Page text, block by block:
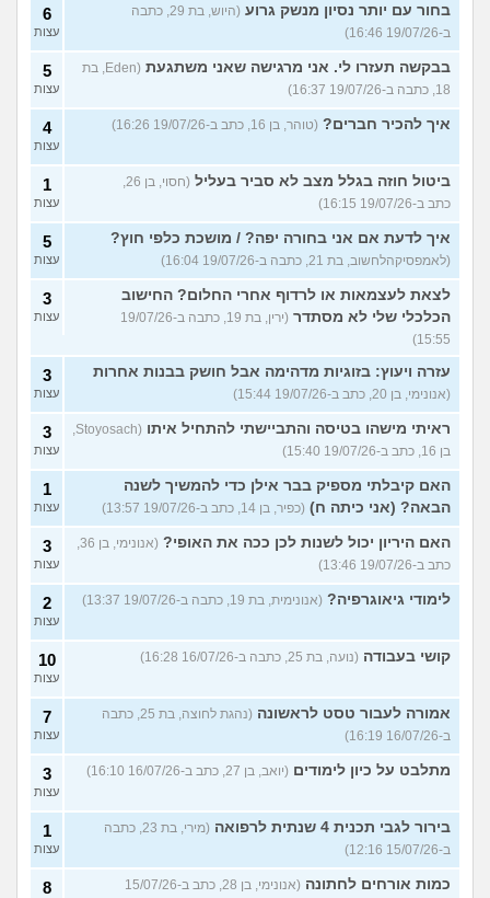
בחור עם יותר נסיון מנשק גרוע
(היוש, בת 29, כתבה
ב-19/07/26 16:46)
6
עצות
בבקשה תעזרו לי. אני מרגישה שאני משתגעת
(Eden, בת
18, כתבה ב-19/07/26 16:37)
5
עצות
איך להכיר חברים? (טוהר, בן 16, כתב ב-19/07/26 16:26) 4
עצות
ביטול חוזה בגלל מצב לא סביר בעליל
(חסוי, בן 26,
כתב ב-19/07/26 16:15)
1
עצות
איך לדעת אם אני בחורה יפה? / מושכת כלפי חוץ?
(לאמפסיקהלחשוב, בת 21, כתבה ב-19/07/26 16:04)
5
עצות
לצאת לעצמאות או לרדוף אחרי החלום? החישוב
הכלכלי שלי לא מסתדר
(ירין, בת 19, כתבה ב-19/07/26
15:55)
3
עצות
עזרה ויעוץ: בזוגיות מדהימה אבל חושק בבנות אחרות
(אנונימי, בן 20, כתב ב-19/07/26 15:44)
3
עצות
ראיתי מישהו בטיסה והתביישתי להתחיל איתו
(Stoyosach,
בן 16, כתב ב-19/07/26 15:40)
3
עצות
האם קיבלתי מספיק בבר אילן כדי להמשיך לשנה
הבאה? (אני כיתה ח) (כפיר, בן 14, כתב ב-19/07/26 13:57)
1
עצות
האם היריון יכול לשנות לכן ככה את האופי?
(אנונימי, בן 36,
כתב ב-19/07/26 13:46)
3
עצות
לימודי גיאוגרפיה? (אנונימית, בת 19, כתבה ב-19/07/26 13:37) 2
עצות
קושי בעבודה (נועה, בת 25, כתבה ב-16/07/26 16:28) 10
עצות
אמורה לעבור טסט לראשונה
(נהגת לחוצה, בת 25, כתבה
ב-16/07/26 16:19)
7
עצות
מתלבט על כיון לימודים (יואב, בן 27, כתב ב-16/07/26 16:10) 3
עצות
בירור לגבי תכנית 4 שנתית לרפואה
(מירי, בת 23, כתבה
ב-15/07/26 12:16)
1
עצות
כמות אורחים לחתונה (אנונימי, בן 28, כתב ב-15/07/26 8